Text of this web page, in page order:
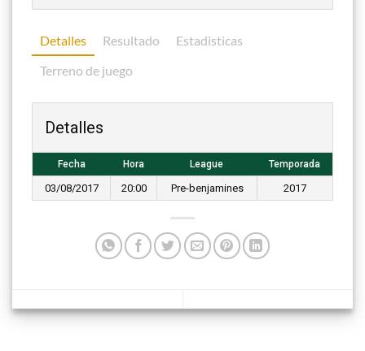
Detalles Resultado
Estadisticas
Terreno de juego
Detalles
Fecha Hora League Temporada
03/08/2017 20:00 Pre-benjamines 2017